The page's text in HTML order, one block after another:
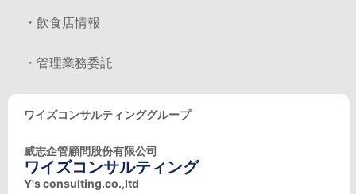
・飲食店情報
・管理業務委託
ワイズコンサルティンググループ
威志企管顧問股份有限公司
ワイズコンサルティング
Y's consulting.co.,ltd